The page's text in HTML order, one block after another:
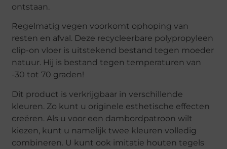
ontstaan.
Regelmatig vegen voorkomt ophoping van
resten en afval. Deze recycleerbare polypropyleen
clip-on vloer is uitstekend bestand tegen moeder
natuur. Hij is bestand tegen temperaturen van
-30 tot 70 graden!
Dit product is verkrijgbaar in verschillende
kleuren. Zo kunt u originele esthetische effecten
creëren. Als u voor een dambordpatroon wilt
kiezen, kunt u namelijk twee kleuren volledig
combineren. U kunt ook imitatie houten tegels